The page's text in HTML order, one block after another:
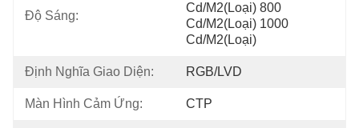
Độ Sáng:
Cd/m2(Loại) 800
Cd/m2(Loại) 1000
Cd/m2(Loại)
Định Nghĩa Giao Diện: RGB/LVD
Màn Hình Cảm Ứng: CTP